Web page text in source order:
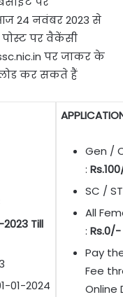
24 नवंबर 2023 से
पर वैकेंसी
पर जाकर के
कर सकते हैं
2023 Till
01-2024
Gen /
:
SC /
All
: Rs.0/-
Pay
Fee
Online